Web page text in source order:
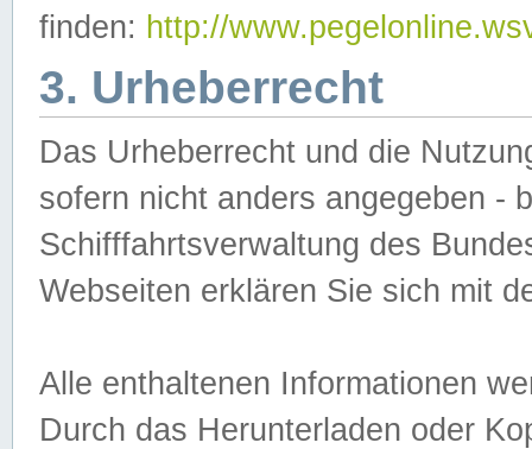
finden: http://
3. Urheberrecht
Das Urheberrecht und die
sofern nicht anders angegeben -
Schifffahrtsverwaltung des
Webseiten erklären Sie sich mit
Alle enthaltenen Informationen
Durch das Herunterladen oder